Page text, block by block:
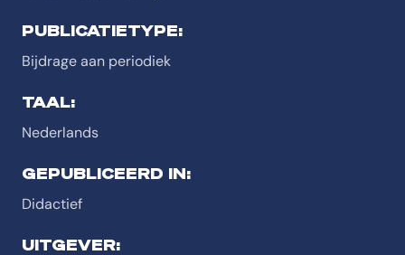
PUBLICATIETYPE:
Bijdrage aan periodiek
TAAL:
Nederlands
GEPUBLICEERD IN:
Didactief
UITGEVER: